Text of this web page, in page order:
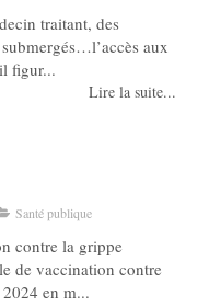
traitant, des
aux
figur...
Lire la suite...
Santé publique
contre la grippe
de vaccination contre
en m...